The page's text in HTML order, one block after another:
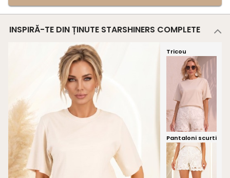
INSPIRĂ-TE DIN ȚINUTE STARSHINERS COMPLETE
Tricou
Pantaloni scurti